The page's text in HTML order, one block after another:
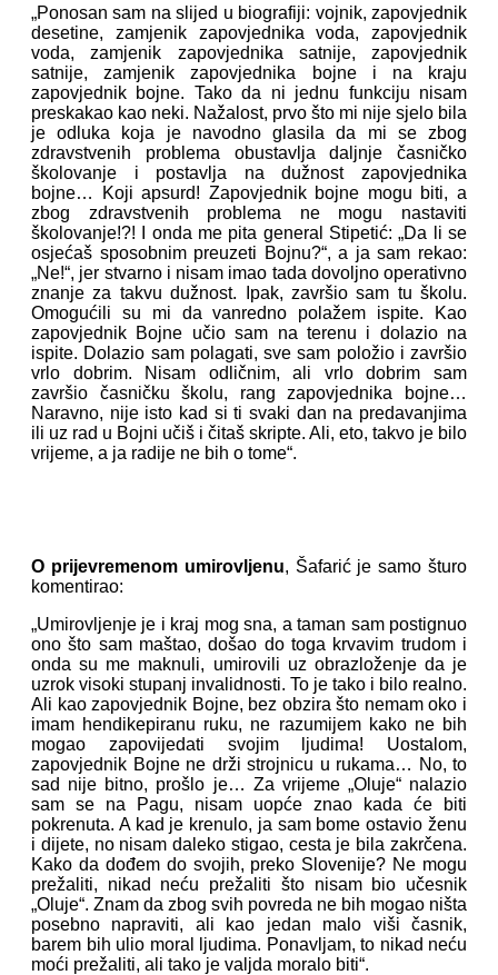
„Ponosan sam na slijed u biografiji: vojnik, zapovjednik
desetine, zamjenik zapovjednika voda, zapovjednik
voda, zamjenik zapovjednika satnije, zapovjednik
satnije, zamjenik zapovjednika bojne i na kraju
zapovjednik bojne. Tako da ni jednu funkciju nisam
preskakao kao neki. Nažalost, prvo što mi nije sjelo bila
je odluka koja je navodno glasila da mi se zbog
zdravstvenih problema obustavlja daljnje časničko
školovanje i postavlja na dužnost zapovjednika
bojne… Koji apsurd! Zapovjednik bojne mogu biti, a
zbog zdravstvenih problema ne mogu nastaviti
školovanje!?! I onda me pita general Stipetić: „Da li se
osjećaš sposobnim preuzeti Bojnu?“, a ja sam rekao:
„Ne!“, jer stvarno i nisam imao tada dovoljno operativno
znanje za takvu dužnost. Ipak, završio sam tu školu.
Omogućili su mi da vanredno polažem ispite. Kao
zapovjednik Bojne učio sam na terenu i dolazio na
ispite. Dolazio sam polagati, sve sam položio i završio
vrlo dobrim. Nisam odličnim, ali vrlo dobrim sam
završio časničku školu, rang zapovjednika bojne…
Naravno, nije isto kad si ti svaki dan na predavanjima
ili uz rad u Bojni učiš i čitaš skripte. Ali, eto, takvo je bilo
vrijeme, a ja radije ne bih o tome“.
O prijevremenom umirovljenu, Šafarić je samo šturo
komentirao:
„Umirovljenje je i kraj mog sna, a taman sam postignuo
ono što sam maštao, došao do toga krvavim trudom i
onda su me maknuli, umirovili uz obrazloženje da je
uzrok visoki stupanj invalidnosti. To je tako i bilo realno.
Ali kao zapovjednik Bojne, bez obzira što nemam oko i
imam hendikepiranu ruku, ne razumijem kako ne bih
mogao zapovijedati svojim ljudima! Uostalom,
zapovjednik Bojne ne drži strojnicu u rukama… No, to
sad nije bitno, prošlo je… Za vrijeme „Oluje“ nalazio
sam se na Pagu, nisam uopće znao kada će biti
pokrenuta. A kad je krenulo, ja sam bome ostavio ženu
i dijete, no nisam daleko stigao, cesta je bila zakrčena.
Kako da dođem do svojih, preko Slovenije? Ne mogu
prežaliti, nikad neću prežaliti što nisam bio učesnik
„Oluje“. Znam da zbog svih povreda ne bih mogao ništa
posebno napraviti, ali kao jedan malo viši časnik,
barem bih ulio moral ljudima. Ponavljam, to nikad neću
moći prežaliti, ali tako je valjda moralo biti“.